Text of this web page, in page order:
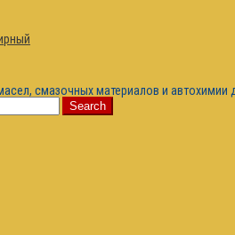
смазочных материалов и автохимии
Search